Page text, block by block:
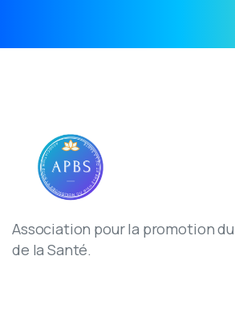
Association pour la promotion
de la Santé.